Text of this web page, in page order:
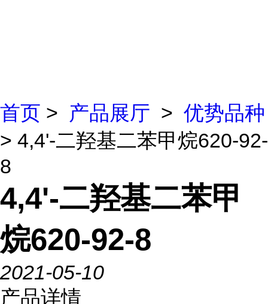
首页 > 产品展厅 > 优势品种
> 4,4'-二羟基二苯甲烷620-92-
8
4,4'-二羟基二苯甲
烷620-92-8
2021-05-10
产品详情